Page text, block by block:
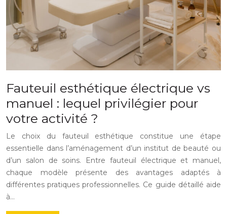
Fauteuil esthétique électrique vs
manuel : lequel privilégier pour
votre activité ?
Le choix du fauteuil esthétique constitue une étape
essentielle dans l’aménagement d’un institut de beauté ou
d’un salon de soins. Entre fauteuil électrique et manuel,
chaque modèle présente des avantages adaptés à
différentes pratiques professionnelles. Ce guide détaillé aide
à…